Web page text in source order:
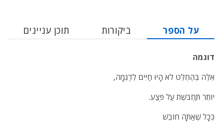
על הספר ביקורות תוכן עניינים
דוגמה
אֵלֶּה בְּהֶחְלֵט לֹא הָיוּ חַיִּים לְדֻגְמָה,
יוֹתֵר תַּחְבֹּשֶׁת עַל פֶּצַע.
כְּכָל שֶׁאַתָּה חוֹבֵשׁ